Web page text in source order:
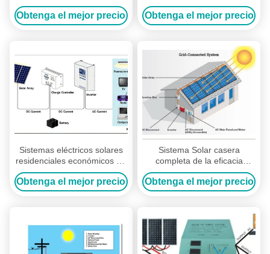
paneles solares residenciales
para la bomba de agua
utilizó el picovoltio solar
Obtenga el mejor precio
12V/12AH SMF del hogar
multilingüe del LCD
Obtenga el mejor precio
Sistemas eléctricos solares
residenciales económicos de
energía 3,2 milímetros de
vidrio moderado grueso
Obtenga el mejor precio
Sistema Solar casera
completa de la eficacia
96,60% máximos tiempo de
la carga de batería de 8 - 10
horas
Obtenga el mejor precio